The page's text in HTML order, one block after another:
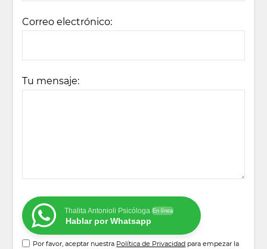
Correo electrónico:
Tu mensaje:
Thalita Antonioli Psicóloga En línea
Hablar por Whatsapp
Por favor, aceptar nuestra Política de Privacidad para empezar la